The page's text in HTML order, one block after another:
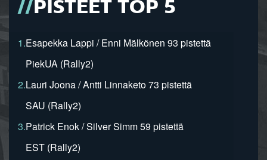
PISTEET TOP 5
1.Esapekka Lappi / Enni Mälkönen 93 pistettä
PiekUA (Rally2)
2.Lauri Joona / Antti Linnaketo 73 pistettä
SAU (Rally2)
3.Patrick Enok / Silver Simm 59 pistettä
EST (Rally2)